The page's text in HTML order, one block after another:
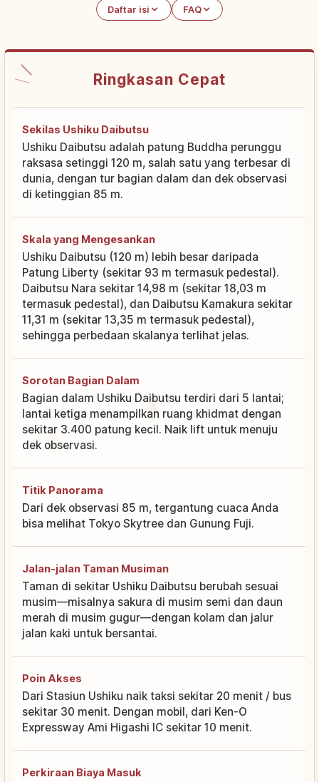
Daftar isi FAQ
Ringkasan Cepat
Sekilas Ushiku Daibutsu
Ushiku Daibutsu adalah patung Buddha perunggu
raksasa setinggi 120 m, salah satu yang terbesar di
dunia, dengan tur bagian dalam dan dek observasi
di ketinggian 85 m.
Skala yang Mengesankan
Ushiku Daibutsu (120 m) lebih besar daripada
Patung Liberty (sekitar 93 m termasuk pedestal).
Daibutsu Nara sekitar 14,98 m (sekitar 18,03 m
termasuk pedestal), dan Daibutsu Kamakura sekitar
11,31 m (sekitar 13,35 m termasuk pedestal),
sehingga perbedaan skalanya terlihat jelas.
Sorotan Bagian Dalam
Bagian dalam Ushiku Daibutsu terdiri dari 5 lantai;
lantai ketiga menampilkan ruang khidmat dengan
sekitar 3.400 patung kecil. Naik lift untuk menuju
dek observasi.
Titik Panorama
Dari dek observasi 85 m, tergantung cuaca Anda
bisa melihat Tokyo Skytree dan Gunung Fuji.
Jalan-jalan Taman Musiman
Taman di sekitar Ushiku Daibutsu berubah sesuai
musim—misalnya sakura di musim semi dan daun
merah di musim gugur—dengan kolam dan jalur
jalan kaki untuk bersantai.
Poin Akses
Dari Stasiun Ushiku naik taksi sekitar 20 menit / bus
sekitar 30 menit. Dengan mobil, dari Ken-O
Expressway Ami Higashi IC sekitar 10 menit.
Perkiraan Biaya Masuk